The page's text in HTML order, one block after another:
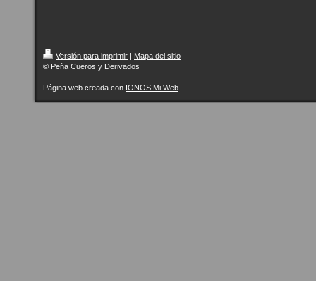
Versión para imprimir | Mapa del sitio
© Peña Cueros y Derivados
Página web creada con IONOS Mi Web